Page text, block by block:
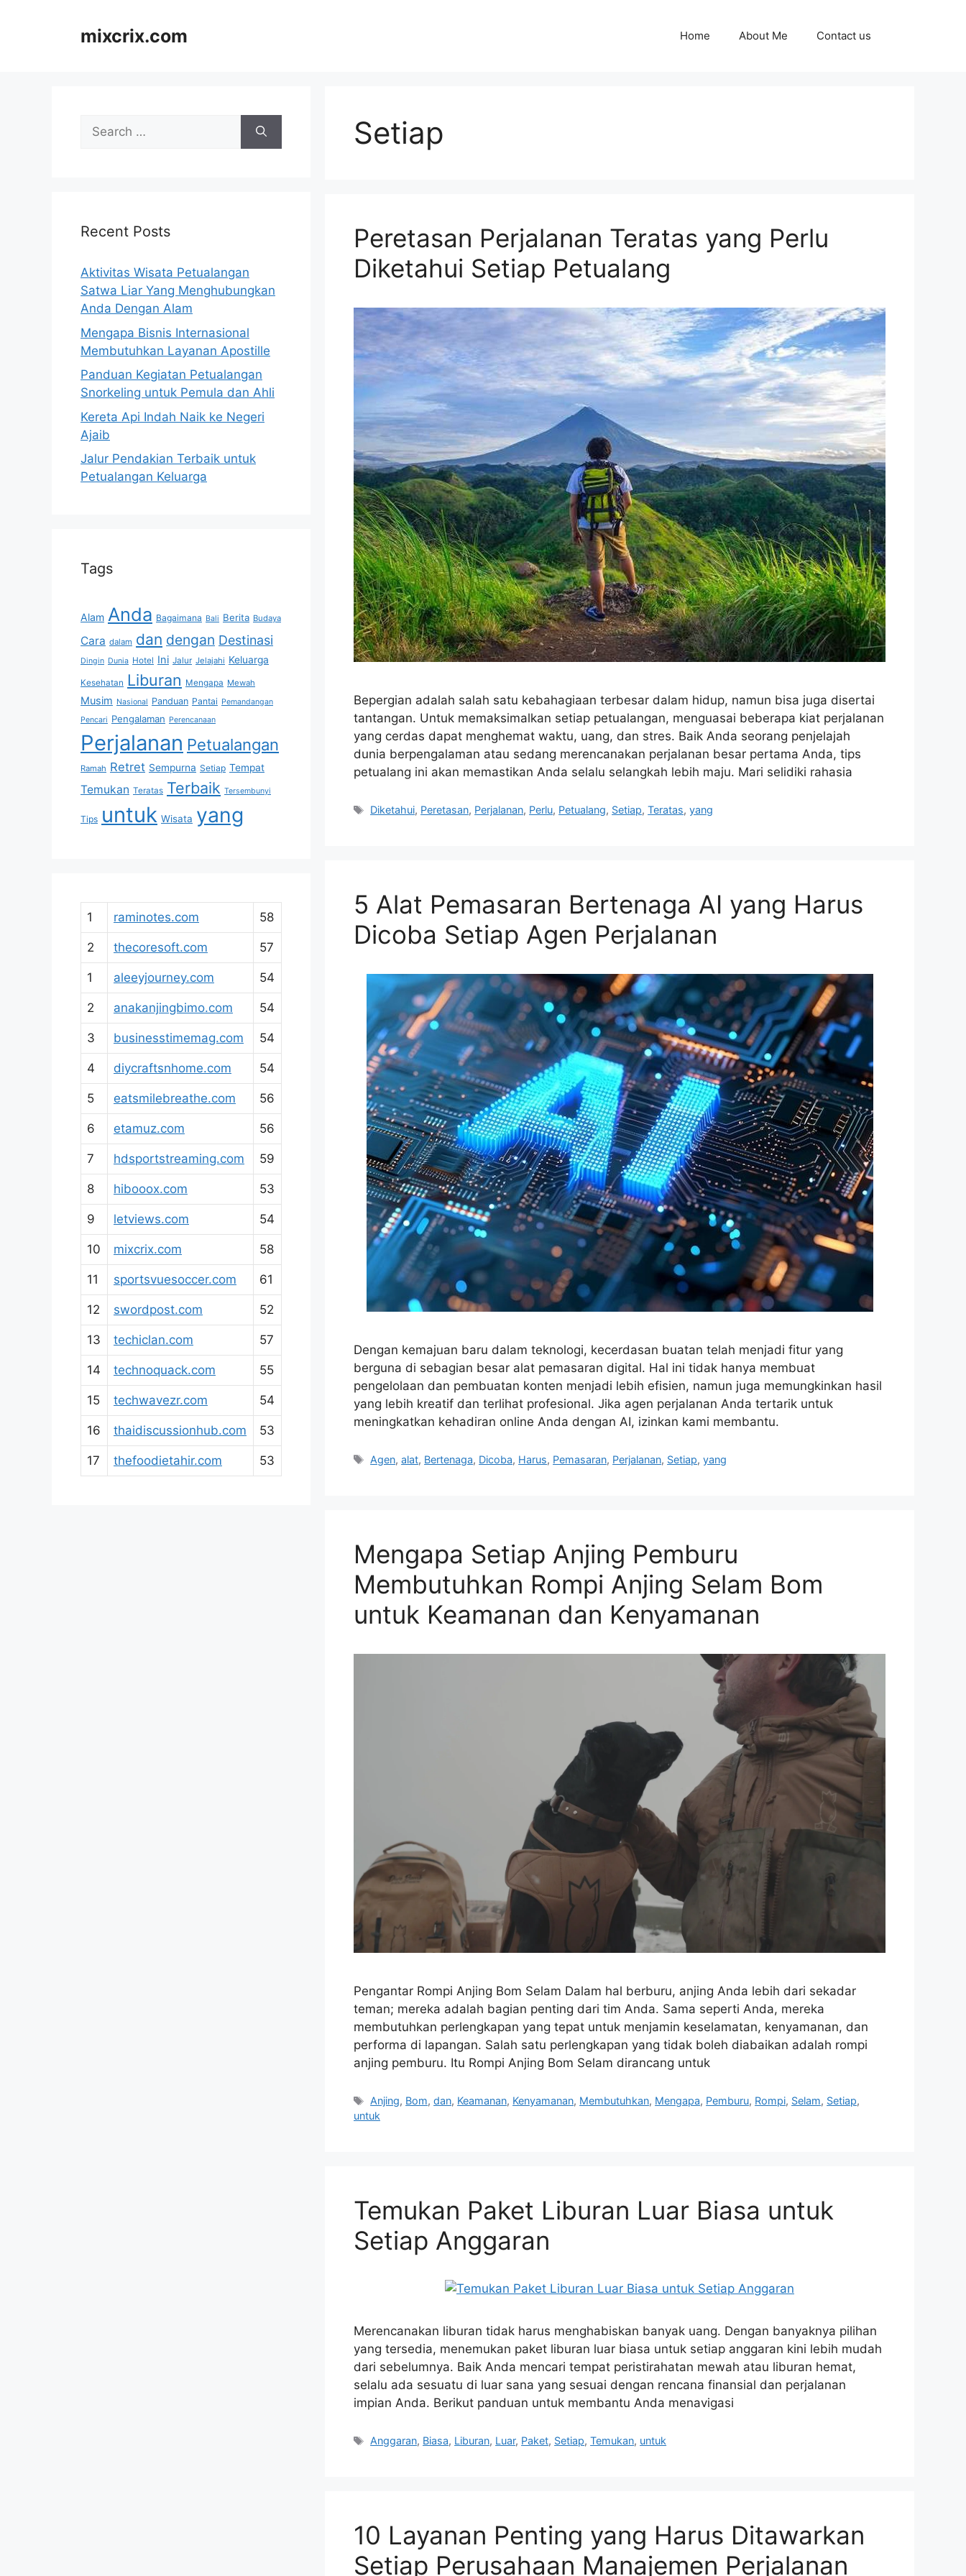
mixcrix.com Home About Me Contact us
Setiap
Peretasan Perjalanan Teratas yang Perlu
Diketahui Setiap Petualang
Bepergian adalah salah satu kebahagiaan terbesar dalam hidup, namun bisa juga disertai
tantangan. Untuk memaksimalkan setiap petualangan, menguasai beberapa kiat perjalanan
yang cerdas dapat menghemat waktu, uang, dan stres. Baik Anda seorang penjelajah
dunia berpengalaman atau sedang merencanakan perjalanan besar pertama Anda, tips
petualang ini akan memastikan Anda selalu selangkah lebih maju. Mari selidiki rahasia
Tags
Diketahui, Peretasan, Perjalanan, Perlu, Petualang, Setiap,Teratas,yang
5 Alat Pemasaran Bertenaga AI yang Harus
Dicoba Setiap Agen Perjalanan
Dengan kemajuan baru dalam teknologi, kecerdasan buatan telah menjadi fitur yang
berguna di sebagian besar alat pemasaran digital. Hal ini tidak hanya membuat
pengelolaan dan pembuatan konten menjadi lebih efisien, namun juga memungkinkan hasil
yang lebih kreatif dan terlihat profesional. Jika agen perjalanan Anda tertarik untuk
meningkatkan kehadiran online Anda dengan AI, izinkan kami membantu.
Tags
Agen,alat, Bertenaga, Dicoba, Harus, Pemasaran, Perjalanan, Setiap,yang
Mengapa Setiap Anjing Pemburu
Membutuhkan Rompi Anjing Selam Bom
untuk Keamanan dan Kenyamanan
Pengantar Rompi Anjing Bom Selam Dalam hal berburu, anjing Anda lebih dari sekadar
teman; mereka adalah bagian penting dari tim Anda. Sama seperti Anda, mereka
membutuhkan perlengkapan yang tepat untuk menjamin keselamatan, kenyamanan, dan
performa di lapangan. Salah satu perlengkapan yang tidak boleh diabaikan adalah rompi
anjing pemburu. Itu Rompi Anjing Bom Selam dirancang untuk
Tags
Anjing, Bom,dan, Keamanan, Kenyamanan, Membutuhkan, Mengapa, Pemburu, Rompi, Selam, Setiap,
untuk
Temukan Paket Liburan Luar Biasa untuk
Setiap Anggaran
Merencanakan liburan tidak harus menghabiskan banyak uang. Dengan banyaknya pilihan
yang tersedia, menemukan paket liburan luar biasa untuk setiap anggaran kini lebih mudah
dari sebelumnya. Baik Anda mencari tempat peristirahatan mewah atau liburan hemat,
selalu ada sesuatu di luar sana yang sesuai dengan rencana finansial dan perjalanan
impian Anda. Berikut panduan untuk membantu Anda menavigasi
Tags
Anggaran, Biasa, Liburan, Luar, Paket, Setiap,Temukan, untuk
10 Layanan Penting yang Harus Ditawarkan
Setiap Perusahaan Manajemen Perjalanan
Search
for:
Recent Posts
Aktivitas Wisata Petualangan
Satwa Liar Yang Menghubungkan
Anda Dengan Alam
Mengapa Bisnis Internasional
Membutuhkan Layanan Apostille
Panduan Kegiatan Petualangan
Snorkeling untuk Pemula dan Ahli
Kereta Api Indah Naik ke Negeri
Ajaib
Jalur Pendakian Terbaik untuk
Petualangan Keluarga
Tags
Alam Anda Bagaimana Bali Berita Budaya
Cara dalam dan dengan Destinasi
Dingin Dunia Hotel Ini Jalur Jelajahi Keluarga
Kesehatan Liburan Mengapa Mewah
Musim Nasional Panduan Pantai Pemandangan
Pencari Pengalaman Perencanaan
Perjalanan Petualangan
Ramah Retret Sempurna Setiap Tempat
Temukan Teratas Terbaik Tersembunyi
Tips untuk Wisata yang
1 raminotes.com 58
2 thecoresoft.com 57
1 aleeyjourney.com 54
2 anakanjingbimo.com 54
3 businesstimemag.com 54
4 diycraftsnhome.com 54
5 eatsmilebreathe.com 56
6 etamuz.com 56
7 hdsportstreaming.com 59
8 hibooox.com 53
9 letviews.com 54
10 mixcrix.com 58
11 sportsvuesoccer.com 61
12 swordpost.com 52
13 techiclan.com 57
14 technoquack.com 55
15 techwavezr.com 54
16 thaidiscussionhub.com 53
17 thefoodietahir.com 53